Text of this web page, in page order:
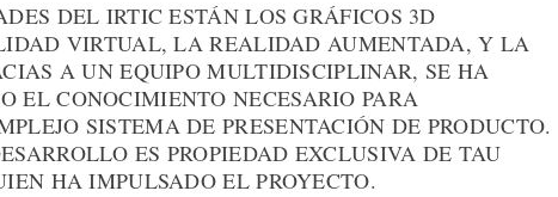
DEL IRTIC ESTÁN LOS GRÁFICOS 3D
VIRTUAL, LA REALIDAD AUMENTADA, Y LA
A UN EQUIPO MULTIDISCIPLINAR, SE HA
EL CONOCIMIENTO NECESARIO PARA
SISTEMA DE PRESENTACIÓN DE PRODUCTO.
ES PROPIEDAD EXCLUSIVA DE TAU
HA IMPULSADO EL PROYECTO.